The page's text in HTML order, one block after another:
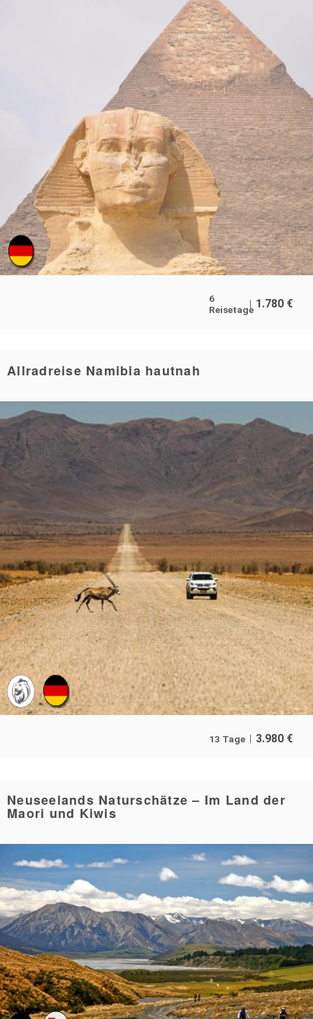
6
Reisetage 1.780 €
Allradreise Namibia hautnah
13 Tage 3.980 €
Neuseelands Naturschätze – Im Land der
Maori und Kiwis